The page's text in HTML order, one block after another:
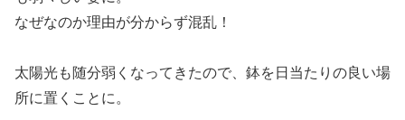
なぜなのか理由が分からず混乱！
太陽光も随分弱くなってきたので、鉢を日当たりの良い場
所に置くことに。